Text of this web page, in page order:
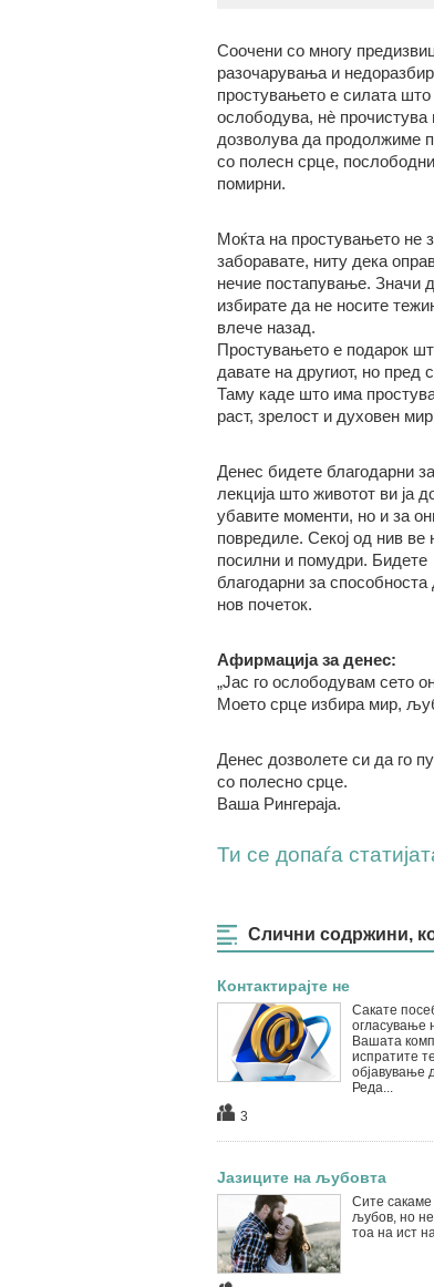
Соочени со многу
разочарувања и
простувањето е силата што
ослободува, нè прочистува
дозволува да продолжиме
со полесн срце,
помирни.
Моќта на простувањето не
заборавате, ниту дека
нечие постапување. Значи
избирате да не носите
влече назад.
Простувањето е подарок
давате на другиот, но пред
Таму каде што има
раст, зрелост и духовен
Денес бидете благодарни за
лекција што животот ви ја
убавите моменти, но и за
повредиле. Секој од нив ве
посилни и помудри. Бидете
благодарни за
нов почеток.
Афирмација за денес:
„Јас го ослободувам сето
Моето срце избира мир,
Денес дозволете си да го
со полесно срце.
Ваша Рингераја.
Ти се допаѓа
Слични содржини,
Контактирајте не
Сакате
огласување
Вашата
испратите
објавување
Реда...
3
Јазиците на љубовта
Сите
љубов, но не
тоа на ист